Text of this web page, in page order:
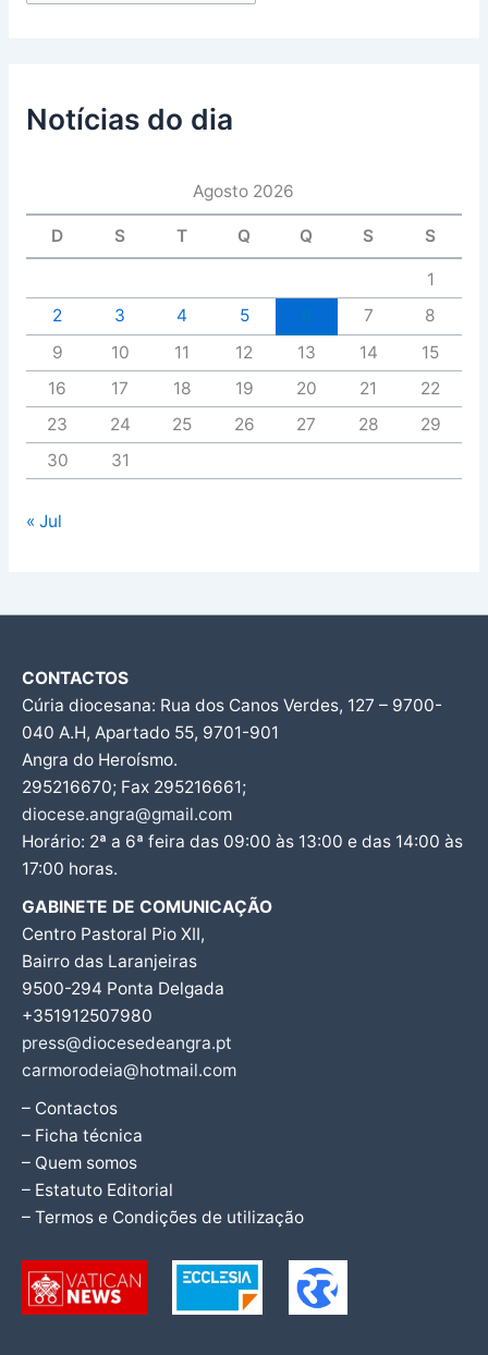
Notícias do dia
Agosto 2026
D S T Q Q S S
1
2
3 4 5 7
8
9
10 11 12 13 14
15
16
17 18 19 20 21
22
23
24 25 26 27 28
29
30
31
« Jul
CONTACTOS
Cúria diocesana: Rua dos Canos Verdes, 127 – 9700-
040 A.H, Apartado 55, 9701-901
Angra do Heroísmo.
295216670; Fax 295216661;
diocese.angra@gmail.com
Horário: 2ª a 6ª feira das 09:00 às 13:00 e das 14:00 às
17:00 horas.
GABINETE DE COMUNICAÇÃO
Centro Pastoral Pio XII,
Bairro das Laranjeiras
9500-294 Ponta Delgada
+351912507980
press@diocesedeangra.pt
carmorodeia@hotmail.com
– Contactos
– Ficha técnica
– Quem somos
– Estatuto Editorial
– Termos e Condições de utilização